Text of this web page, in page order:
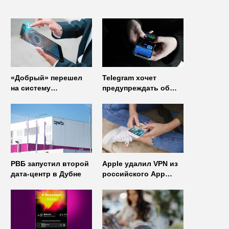
«Добрый» перешел
на систему
«Газинформсервис»
Telegram хочет
предупреждать об
неофициальных
клиентов
мессенджера
РВБ запустил второй
дата-центр в Дубне
Apple удалил VPN из
российского App